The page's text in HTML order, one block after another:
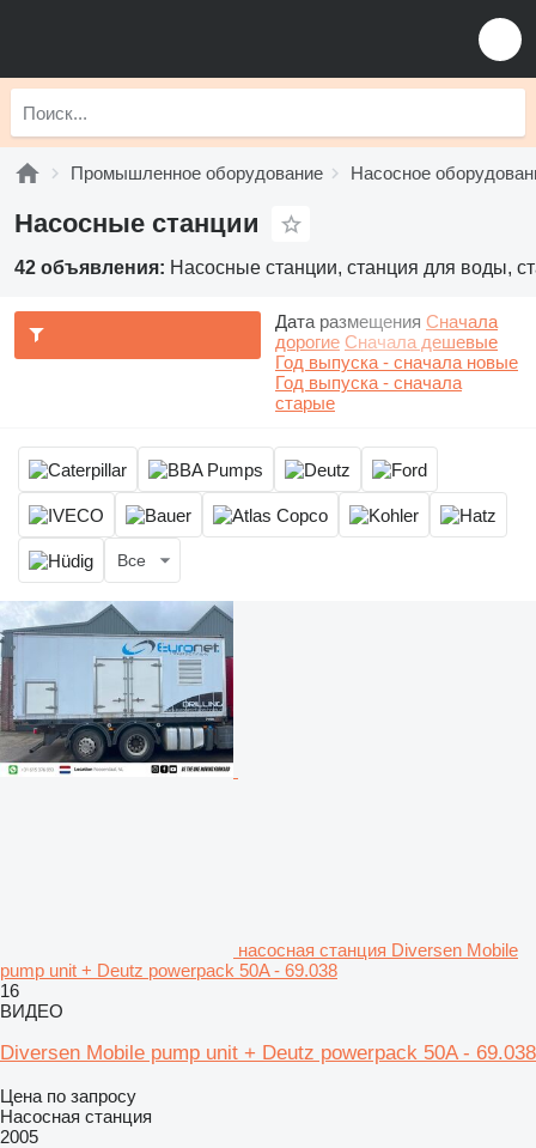
Промышленное оборудование Насосное
Насосные станции
42 объявления: Насосные станции, станция для воды,
Дата размещения Сначала
дорогие Сначала дешевые
Год выпуска - сначала новые
Год выпуска - сначала
старые
Все
насосная станция Diversen Mobile
pump unit + Deutz powerpack 50A - 69.038
16
ВИДЕО
Diversen Mobile pump unit + Deutz powerpack 50A - 69.038
Цена по запросу
Насосная станция
2005